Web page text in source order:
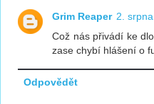
Grim Reaper 2.
Což nás přivádí ke
zase chybí hlášení o
Odpovědět